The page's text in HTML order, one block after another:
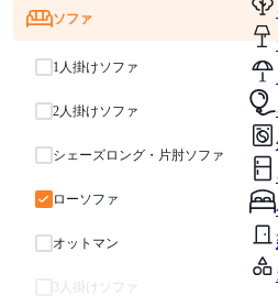
ソファ
1人掛けソファ
2人掛けソファ
シェーズロング・片肘ソファ
ローソファ
オットマン
3人掛けソファ